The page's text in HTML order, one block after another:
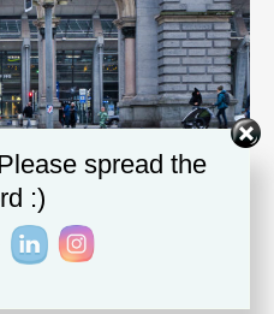
spread the
:)